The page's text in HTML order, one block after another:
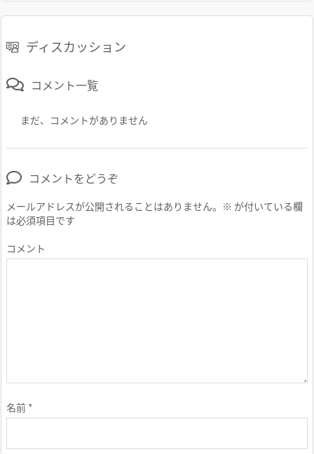
ディスカッション
コメント一覧
まだ、コメントがありません
コメントをどうぞ
メールアドレスが公開されることはありません。 ※ が付いている欄
は必須項目です
コメント
名前 *